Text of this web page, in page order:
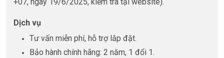
+07, ngày 19/6/2025, kiểm tra tại website).
Dịch vụ
Tư vấn miễn phí, hỗ trợ lắp đặt.
Bảo hành chính hãng: 2 năm, 1 đổi 1.